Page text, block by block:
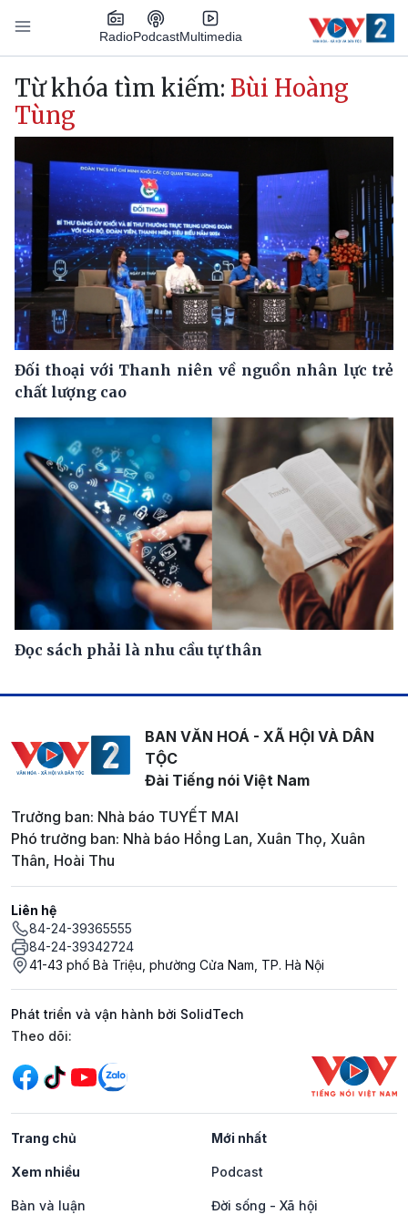
Nhảy đến nội dung
RadioPodcastMultimedia
Main navigation
Từ khóa tìm kiếm: Bùi Hoàng
Tùng
Đối thoại với Thanh niên về nguồn nhân lực trẻ
chất lượng cao
Đọc sách phải là nhu cầu tự thân
BAN VĂN HOÁ - XÃ HỘI VÀ DÂN
TỘC
Đài Tiếng nói Việt Nam
Trưởng ban: Nhà báo TUYẾT MAI
Phó trưởng ban: Nhà báo Hồng Lan, Xuân Thọ, Xuân
Thân, Hoài Thu
Liên hệ
84-24-39365555
84-24-39342724
41-43 phố Bà Triệu, phường Cửa Nam, TP. Hà Nội
Phát triển và vận hành bởi SolidTech
Mạng xã hội
Theo dõi:
Trang chủ Mới nhất
Xem nhiều Podcast
Bàn và luận Đời sống - Xã hội